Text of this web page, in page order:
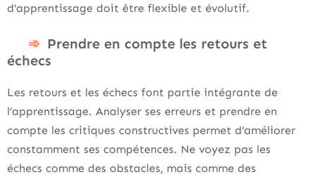
d’apprentissage doit être flexible et évolutif.
Prendre en compte les retours et
échecs
Les retours et les échecs font partie intégrante de
l’apprentissage. Analyser ses erreurs et prendre en
compte les critiques constructives permet d’améliorer
constamment ses compétences. Ne voyez pas les
échecs comme des obstacles, mais comme des